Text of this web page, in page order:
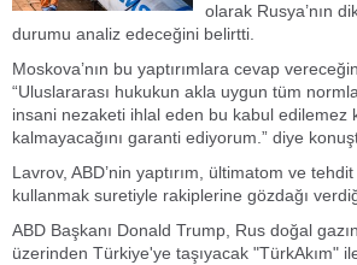
olarak Rusya’nın
durumu analiz edeceğini belirtti.
Moskova’nın bu yaptırımlara cevap
“Uluslararası hukukun akla uygun tüm
insani nezaketi ihlal eden bu kabul edilemez
kalmayacağını garanti ediyorum.” diye
Lavrov, ABD’nin yaptırım, ültimatom ve
kullanmak suretiyle rakiplerine gözdağı
ABD Başkanı Donald Trump, Rus doğal
üzerinden Türkiye'ye taşıyacak "TürkAkım"